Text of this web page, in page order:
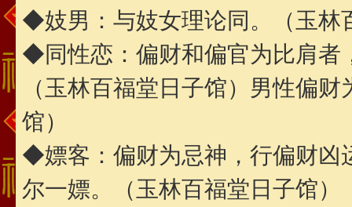
◆妓男：与妓女理论同。（玉林
◆同性恋：偏财和偏官为比肩者
（玉林百福堂日子馆）男性偏
馆）
◆嫖客：偏财为忌神，行偏财凶
尔一嫖。（玉林百福堂日子馆）